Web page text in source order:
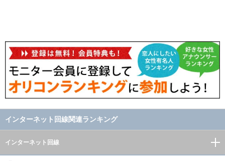
インターネット回線関連ランキング
インターネット回線